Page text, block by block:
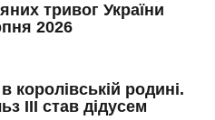
тривог України
2026
королівській родині.
III став дідусем